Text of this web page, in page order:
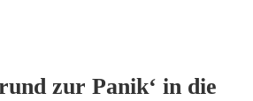
zur Panik‘ in die